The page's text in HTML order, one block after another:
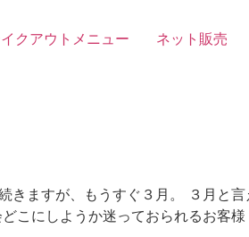
クアウトメニュー ネット販売
きますが、もうすぐ３月。 ３月と
こにしようか迷っておられるお客